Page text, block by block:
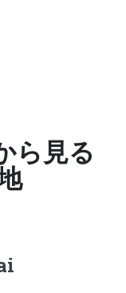
ら見る